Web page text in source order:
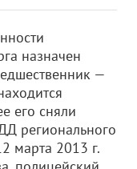
назначен
—
его сняли
регионального
марта 2013 г.